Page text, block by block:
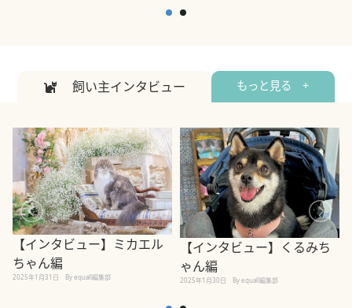
飼い主インタビュー もっと見る +
【インタビュー】ミカエル
ちゃん編
2025年1月31日 By equall編集部
【インタビュー】くるみち
ゃん編
2025年1月30日 By equall編集部